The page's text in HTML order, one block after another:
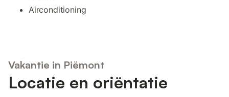
Airconditioning
Vakantie in Piëmont
Locatie en oriëntatie